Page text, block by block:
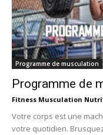
Programme de musculation
Programme de
Fitness Musculation
Votre corps est une
votre quotidien.